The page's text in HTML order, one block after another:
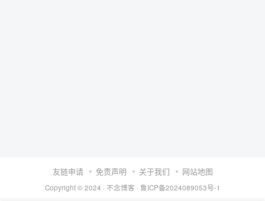
友链申请 免责声明 关于我们 网站地图
Copyright © 2024 · 不念博客 · 鲁ICP备2024089053号-1